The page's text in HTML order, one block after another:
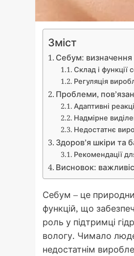
Зміст
Себум:
Склад і функції
Регуляція
Проблеми,
Адаптивні
Надмірне
Недостатнє
Здоров’я шкіри та
Рекомендації
Висновок:
Себум – це
функцій, що
роль у підтримці
вологу. Чимало
недостатнім